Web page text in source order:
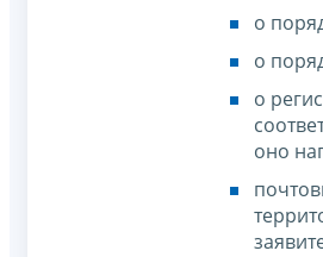
о
о
о
оно